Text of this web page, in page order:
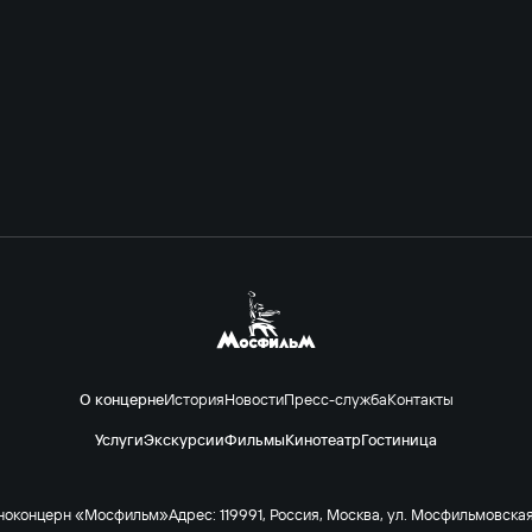
О концернеИсторияНовостиПресс-службаКонтакты
УслугиЭкскурсииФильмыКинотеатрГостиница
«Мосфильм»Адрес: 119991, Россия, Москва, ул.